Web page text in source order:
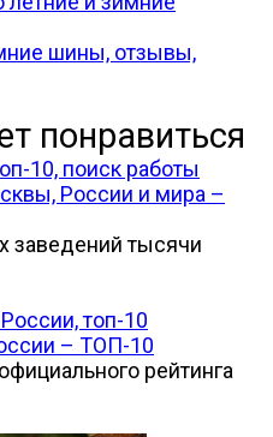
шины, отзывы,
понравиться
России и мира –
заведений тысячи
– ТОП-10
рейтинга